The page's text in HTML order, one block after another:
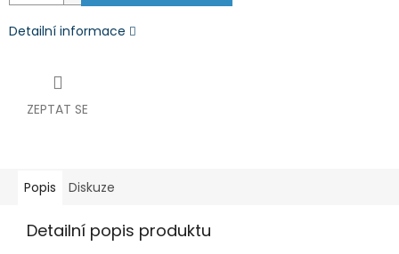
Detailní informace
ZEPTAT SE
Popis Diskuze
Detailní popis produktu